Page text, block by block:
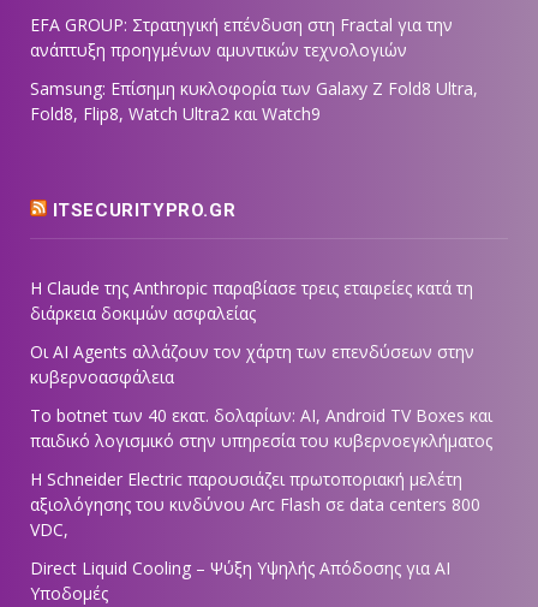
EFA GROUP: Στρατηγική επένδυση στη Fractal για την
ανάπτυξη προηγμένων αμυντικών τεχνολογιών
Samsung: Επίσημη κυκλοφορία των Galaxy Z Fold8 Ultra,
Fold8, Flip8, Watch Ultra2 και Watch9
ITSECURITYPRO.GR
Η Claude της Anthropic παραβίασε τρεις εταιρείες κατά τη
διάρκεια δοκιμών ασφαλείας
Οι AI Agents αλλάζουν τον χάρτη των επενδύσεων στην
κυβερνοασφάλεια
Το botnet των 40 εκατ. δολαρίων: AI, Android TV Boxes και
παιδικό λογισμικό στην υπηρεσία του κυβερνοεγκλήματος
Η Schneider Electric παρουσιάζει πρωτοποριακή μελέτη
αξιολόγησης του κινδύνου Arc Flash σε data centers 800
VDC,
Direct Liquid Cooling – Ψύξη Υψηλής Απόδοσης για AI
Υποδομές